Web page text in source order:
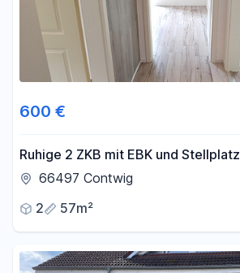
600 €
Ruhige 2 ZKB mit EBK und Stellplatz
66497 Contwig
2
57m²